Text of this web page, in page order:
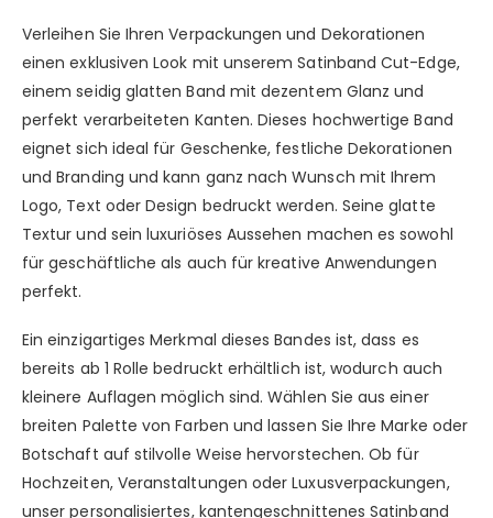
Verleihen Sie Ihren Verpackungen und Dekorationen
einen exklusiven Look mit unserem Satinband Cut-Edge,
einem seidig glatten Band mit dezentem Glanz und
perfekt verarbeiteten Kanten. Dieses hochwertige Band
eignet sich ideal für Geschenke, festliche Dekorationen
und Branding und kann ganz nach Wunsch mit Ihrem
Logo, Text oder Design bedruckt werden. Seine glatte
Textur und sein luxuriöses Aussehen machen es sowohl
für geschäftliche als auch für kreative Anwendungen
perfekt.
Ein einzigartiges Merkmal dieses Bandes ist, dass es
bereits ab 1 Rolle bedruckt erhältlich ist, wodurch auch
kleinere Auflagen möglich sind. Wählen Sie aus einer
breiten Palette von Farben und lassen Sie Ihre Marke oder
Botschaft auf stilvolle Weise hervorstechen. Ob für
Hochzeiten, Veranstaltungen oder Luxusverpackungen,
unser personalisiertes, kantengeschnittenes Satinband